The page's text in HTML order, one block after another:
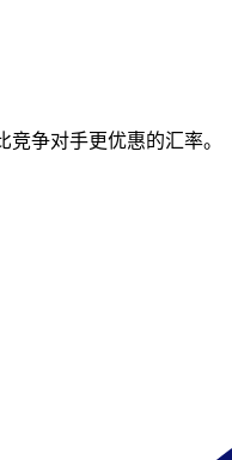
竞争对手更优惠的汇率。